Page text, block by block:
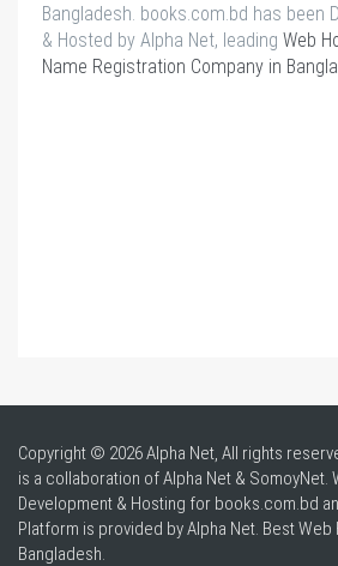
Bangladesh. books.com.bd has been
& Hosted by Alpha Net, leading Web
Name Registration Company in
Copyright © 2026 Alpha Net, All rights
is a collaboration of Alpha Net & SomoyNet.
Development & Hosting for books.com.bd
Platform is provided by Alpha Net. BestWeb
Bangladesh.